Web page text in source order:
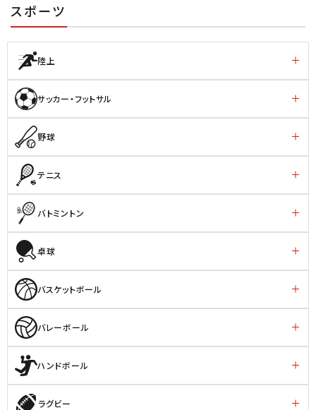
スポーツ
陸上
サッカー・フットサル
野球
テニス
バトミントン
卓球
バスケットボール
バレーボール
ハンドボール
ラグビー